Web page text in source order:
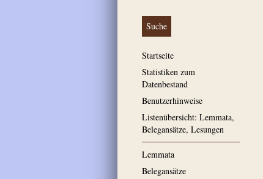
Suche
Startseite
Statistiken zum
Datenbestand
Benutzerhinweise
Listenübersicht: Lemmata,
Belegansätze, Lesungen
Lemmata
Belegansätze